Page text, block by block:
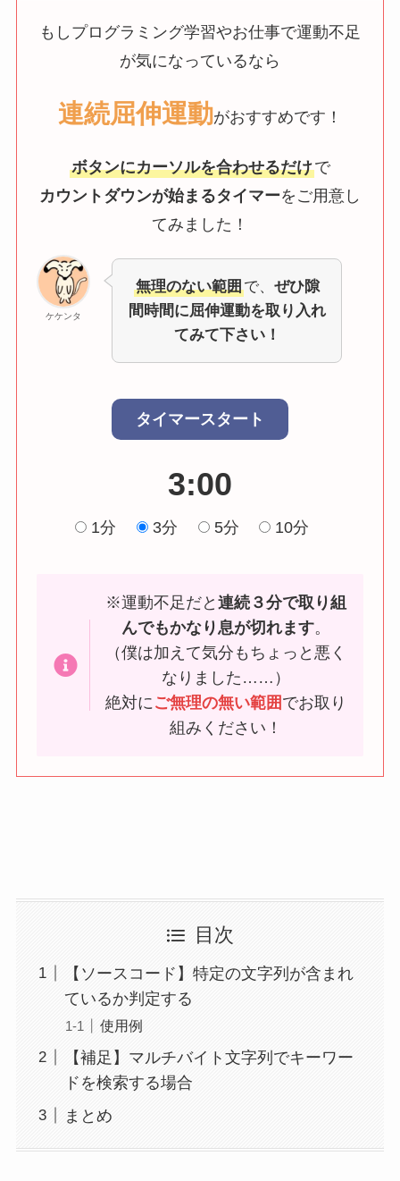
もしプログラミング学習やお仕事で運動不足
が気になっているなら
連続屈伸運動がおすすめです！
ボタンにカーソルを合わせるだけで
カウントダウンが始まるタイマーをご用意し
てみました！
ケケンタ
無理のない範囲で、 ぜひ隙
間時間に屈伸運動を取り入れ
てみて下さい！
タイマースタート
3:00
1分 3分 5分 10分
※運動不足だと連続３分で取り組
んでもかなり息が切れます。
（僕は加えて気分もちょっと悪く
なりました……）
絶対に ご無理の無い範囲 でお取り
組みください！
目次
【ソースコード】特定の文字列が含まれ
ているか判定する
使用例
【補足】マルチバイト文字列でキーワー
ドを検索する場合
まとめ